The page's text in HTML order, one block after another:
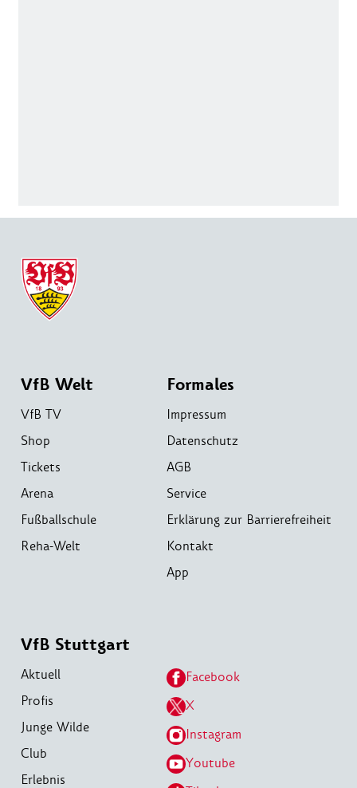
VfB Welt
VfB TV
Shop
Tickets
Arena
Fußballschule
Reha-Welt
Formales
Impressum
Datenschutz
AGB
Service
Erklärung zur Barrierefreiheit
Kontakt
App
VfB Stuttgart
Aktuell
Profis
Junge Wilde
Club
Erlebnis
Facebook
X
Instagram
Youtube